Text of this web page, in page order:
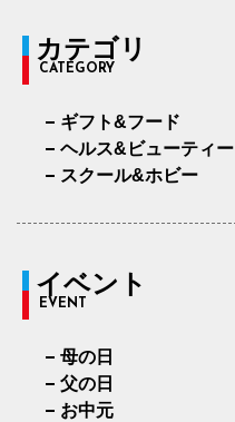
カテゴリ
CATEGORY
ギフト&フード
ヘルス&ビューティー
スクール&ホビー
イベント
EVENT
母の日
父の日
お中元